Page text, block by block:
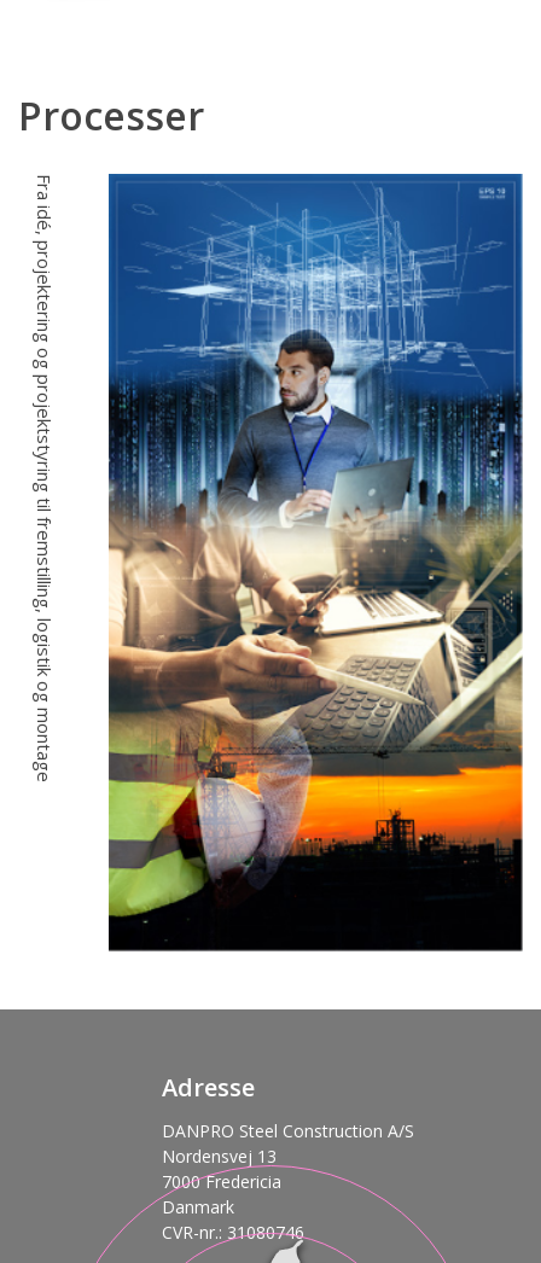
Processer
Fra idé, projektering og projektstyring til fremstilling, logistik og montage
Adresse
DANPRO Steel Construction A/S
Nordensvej 13
7000 Fredericia
Danmark
CVR-nr.: 31080746